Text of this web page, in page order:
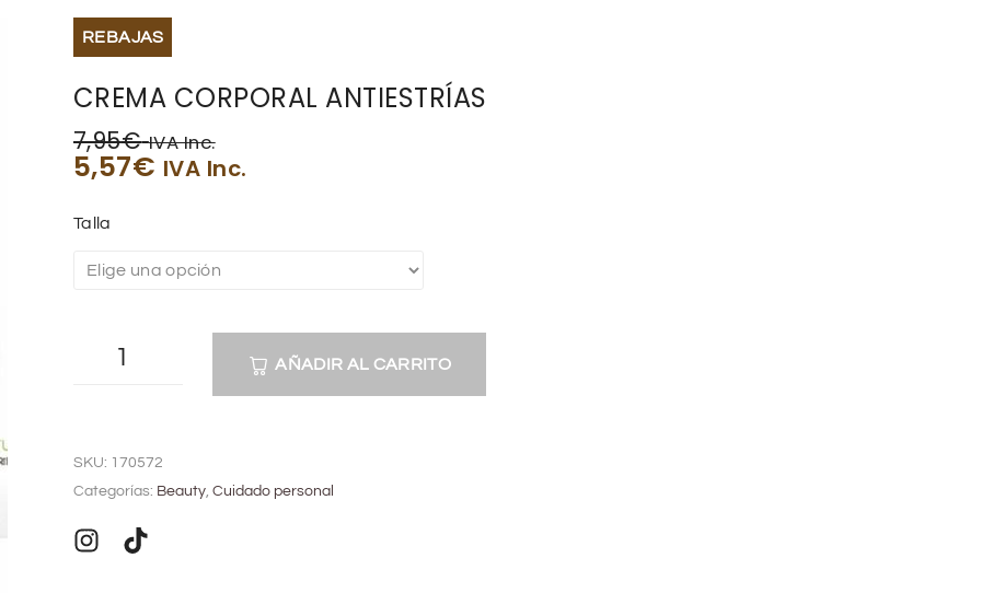
REBAJAS
CREMA CORPORAL ANTIESTRÍAS
7,95€ IVA Inc.
5,57€ IVA Inc.
Talla
AÑADIR AL CARRITO
t
r
SKU: 170572
Categorías: Beauty, Cuidado personal